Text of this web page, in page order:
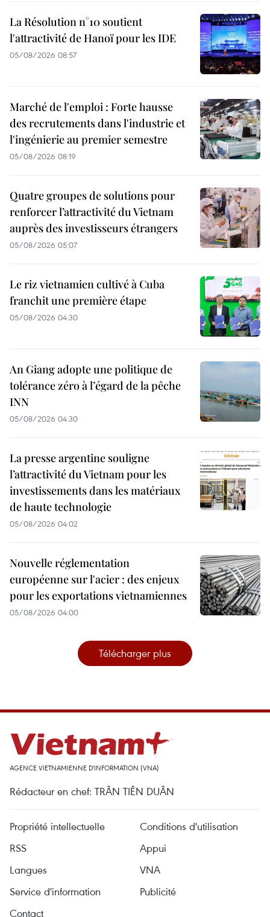
La Résolution n°10 soutient
l'attractivité de Hanoï pour les IDE
05/08/2026 08:57
Marché de l'emploi : Forte hausse
des recrutements dans l'industrie et
l'ingénierie au premier semestre
05/08/2026 08:19
Quatre groupes de solutions pour
renforcer l’attractivité du Vietnam
auprès des investisseurs étrangers
05/08/2026 05:07
Le riz vietnamien cultivé à Cuba
franchit une première étape
05/08/2026 04:30
An Giang adopte une politique de
tolérance zéro à l’égard de la pêche
INN
05/08/2026 04:30
La presse argentine souligne
l’attractivité du Vietnam pour les
investissements dans les matériaux
de haute technologie
05/08/2026 04:02
Nouvelle réglementation
européenne sur l'acier : des enjeux
pour les exportations vietnamiennes
05/08/2026 04:00
Télécharger plus
AGENCE VIETNAMIENNE D'INFORMATION (VNA)
Rédacteur en chef: TRÂN TIÊN DUÂN
Propriété intellectuelle
Conditions d'utilisation
RSS
Appui
Langues
VNA
Service d'information
Publicité
Contact